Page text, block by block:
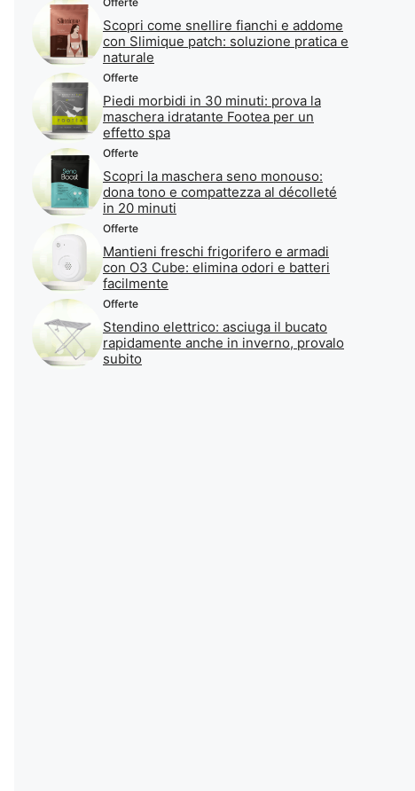
Scopri come snellire fianchi e addome
con Slimique patch: soluzione pratica e
naturale
Offerte
Piedi morbidi in 30 minuti: prova la
maschera idratante Footea per un
effetto spa
Offerte
Scopri la maschera seno monouso:
dona tono e compattezza al décolleté
in 20 minuti
Offerte
Mantieni freschi frigorifero e armadi
con O3 Cube: elimina odori e batteri
facilmente
Offerte
Stendino elettrico: asciuga il bucato
rapidamente anche in inverno, provalo
subito